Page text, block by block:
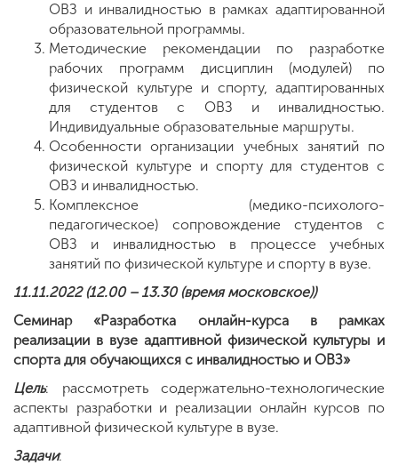
ОВЗ и инвалидностью в рамках адаптированной
образовательной программы.
Методические рекомендации по разработке
рабочих программ дисциплин (модулей) по
физической культуре и спорту, адаптированных
для студентов с ОВЗ и инвалидностью.
Индивидуальные образовательные маршруты.
Особенности организации учебных занятий по
физической культуре и спорту для студентов с
ОВЗ и инвалидностью.
Комплексное (медико-психолого-
педагогическое) сопровождение студентов с
ОВЗ и инвалидностью в процессе учебных
занятий по физической культуре и спорту в вузе.
11.11.2022 (12.00 – 13.30 (время московское))
Семинар «Разработка онлайн-курса в рамках
реализации в вузе адаптивной физической культуры и
спорта для обучающихся с инвалидностью и ОВЗ»
Цель: рассмотреть содержательно-технологические
аспекты разработки и реализации онлайн курсов по
адаптивной физической культуре в вузе.
Задачи: